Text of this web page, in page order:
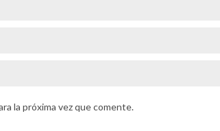
la próxima vez que comente.